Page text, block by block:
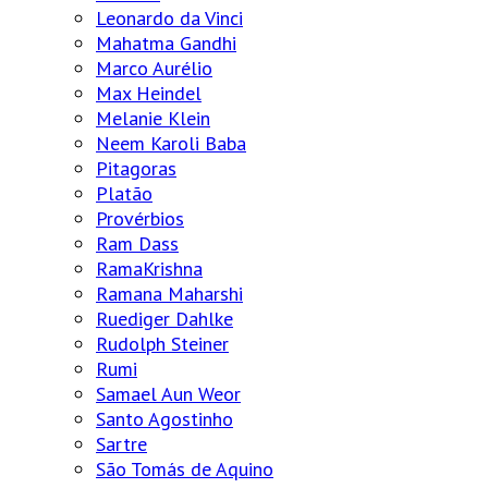
Leonardo da Vinci
Mahatma Gandhi
Marco Aurélio
Max Heindel
Melanie Klein
Neem Karoli Baba
Pitagoras
Platão
Provérbios
Ram Dass
RamaKrishna
Ramana Maharshi
Ruediger Dahlke
Rudolph Steiner
Rumi
Samael Aun Weor
Santo Agostinho
Sartre
São Tomás de Aquino